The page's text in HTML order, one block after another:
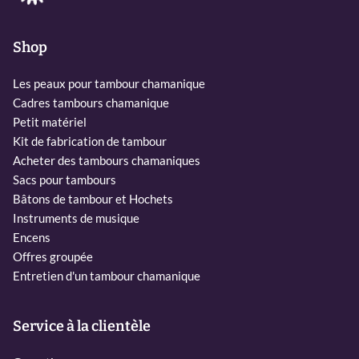
Shop
Les peaux pour tambour chamanique
Cadres tambours chamanique
Petit matériel
Kit de fabrication de tambour
Acheter des tambours chamaniques
Sacs pour tambours
Bâtons de tambour et Hochets
Instruments de musique
Encens
Offres groupée
Entretien d'un tambour chamanique
Service à la clientèle